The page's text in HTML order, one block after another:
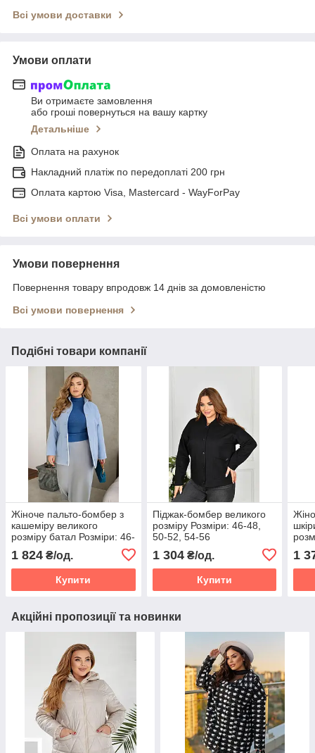
Всі умови доставки
Умови оплати
Ви отримаєте замовлення
або гроші повернуться на вашу картку
Детальніше
Оплата на рахунок
Накладний платіж по передоплаті 200 грн
Оплата картою Visa, Mastercard - WayForPay
Всі умови оплати
Умови повернення
Повернення товару впродовж 14 днів за домовленістю
Всі умови повернення
Подібні товари компанії
Жіноче пальто-бомбер з
кашеміру великого
розміру батал Розміри: 46-
62-64, 66-68
1 824 ₴/од.
Купити
Піджак-бомбер великого
розміру Розміри: 46-48,
50-52, 54-56
1 304₴/од.
Купити
1
Акційні пропозиції та новинки